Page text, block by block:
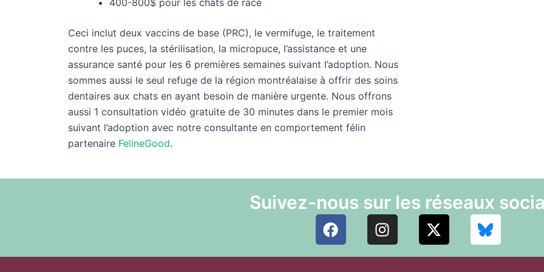
Ceci inclut deux vaccins de base (PRC), le vermifuge, le traitement
contre les puces, la stérilisation, la micropuce, l’assistance et une
assurance santé pour les 6 premières semaines suivant l’adoption. Nous
sommes aussi le seul refuge de la région montréalaise à offrir des soins
dentaires aux chats en ayant besoin de manière urgente. Nous offrons
aussi 1 consultation vidéo gratuite de 30 minutes dans le premier mois
suivant l’adoption avec notre consultante en comportement félin
partenaire FelineGood.
Suivez-nous sur les réseaux
F
a
I
n
X
-